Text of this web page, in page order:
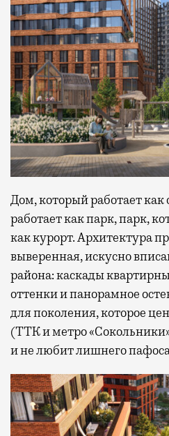
Дом, который работает как
работает как парк, парк,
как курорт. Архитектура
выверенная, искусно
района: каскады
оттенки и панорамное
для поколения, которое
(ТТК и метро
и не любит лишнего